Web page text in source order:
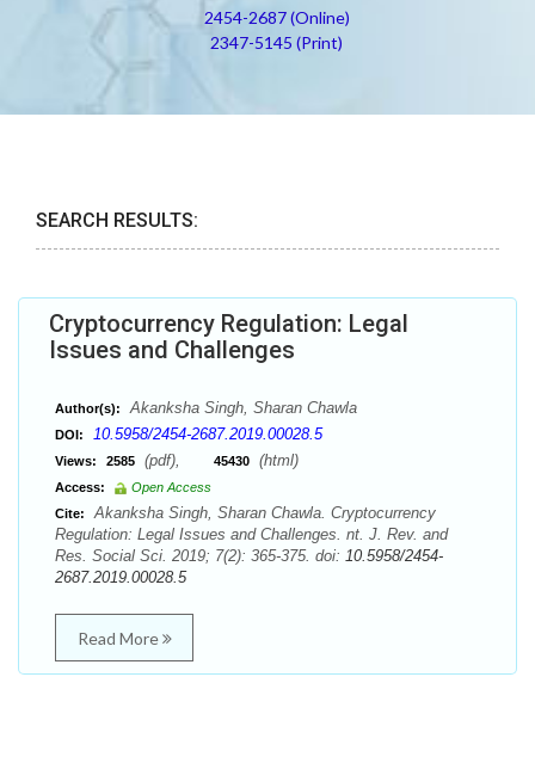
2454-2687 (Online)
2347-5145 (Print)
SEARCH RESULTS:
Cryptocurrency Regulation: Legal
Issues and Challenges
Author(s): Akanksha Singh, Sharan Chawla
DOI: 10.5958/2454-2687.2019.00028.5
Views: 2585 (pdf), 45430 (html)
Access:
Open Access
Cite:
Akanksha Singh, Sharan Chawla. Cryptocurrency
Regulation: Legal Issues and Challenges. nt. J. Rev. and
Res. Social Sci. 2019; 7(2): 365-375. doi: 10.5958/2454-
2687.2019.00028.5
Read More